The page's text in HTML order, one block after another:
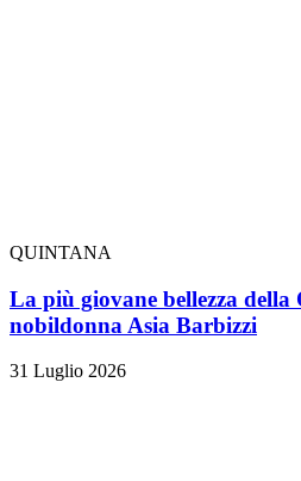
QUINTANA
La più giovane bellezza della
nobildonna Asia Barbizzi
31 Luglio 2026